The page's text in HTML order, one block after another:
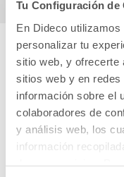
Tu Configuración de
En Dideco
personalizar tu
sitio web, y ofrecerte
sitios web y en
información sobre el
colaboradores de
y análisis web, los
información
¡Sé el